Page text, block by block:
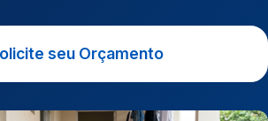
seu Orçamento